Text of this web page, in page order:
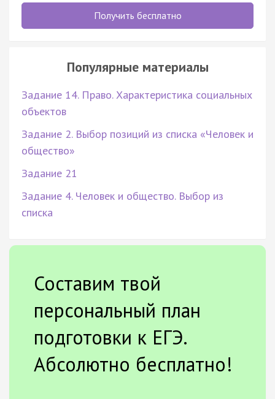
Получить бесплатно
Популярные материалы
Задание 14. Право. Характеристика социальных
объектов
Задание 2. Выбор позиций из списка «Человек и
общество»
Задание 21
Задание 4. Человек и общество. Выбор из
списка
Составим твой
персональный план
подготовки к ЕГЭ.
Абсолютно бесплатно!